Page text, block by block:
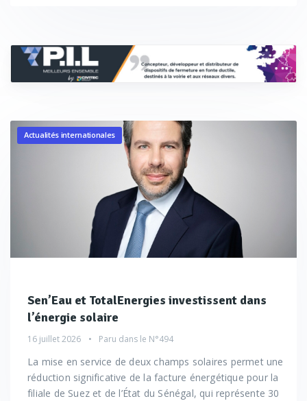
Actualités internationales
Sen’Eau et TotalEnergies investissent dans
l’énergie solaire
16 juillet 2026 Paru dans le N°494
La mise en service de deux champs solaires permet une
réduction significative de la facture énergétique pour la
filiale de Suez et de l’État du Sénégal, qui représente 30